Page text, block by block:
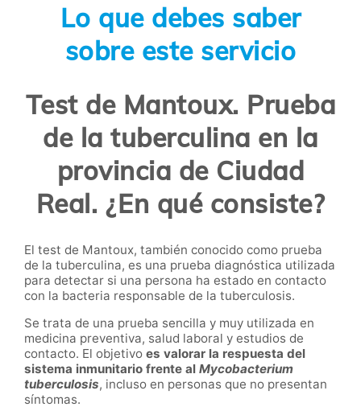
Lo que debes saber
sobre este servicio
Test de Mantoux. Prueba
de la tuberculina en la
provincia de Ciudad
Real. ¿En qué consiste?
El test de Mantoux, también conocido como prueba
de la tuberculina, es una prueba diagnóstica utilizada
para detectar si una persona ha estado en contacto
con la bacteria responsable de la tuberculosis.
Se trata de una prueba sencilla y muy utilizada en
medicina preventiva, salud laboral y estudios de
contacto. El objetivo es valorar la respuesta del
sistema inmunitario frente al Mycobacterium
tuberculosis, incluso en personas que no presentan
síntomas.